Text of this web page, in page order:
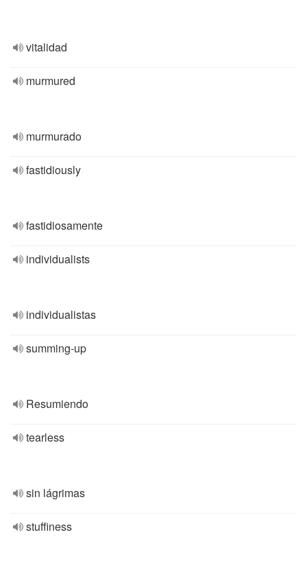
vitalidad
murmured
murmurado
fastidiously
fastidiosamente
individualists
individualistas
summing-up
Resumiendo
tearless
sin lágrimas
stuffiness